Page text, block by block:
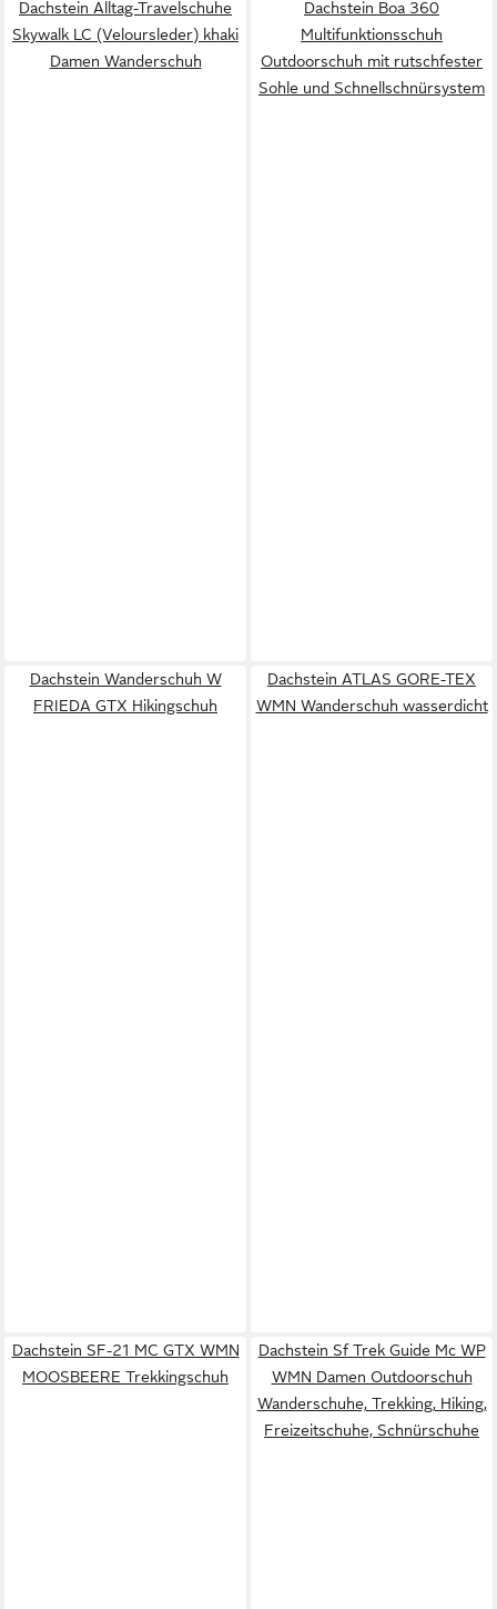
Dachstein Alltag-Travelschuhe
Skywalk LC (Veloursleder) khaki
Damen Wanderschuh
Dachstein Boa 360
Multifunktionsschuh
Outdoorschuh mit rutschfester
Sohle und Schnellschnürsystem
Dachstein Wanderschuh W
FRIEDA GTX Hikingschuh
Dachstein ATLAS GORE-TEX
WMN Wanderschuh wasserdicht
Dachstein SF-21 MC GTX WMN
MOOSBEERE Trekkingschuh
Dachstein Sf Trek Guide Mc WP
WMN Damen Outdoorschuh
Wanderschuhe, Trekking, Hiking,
Freizeitschuhe, Schnürschuhe